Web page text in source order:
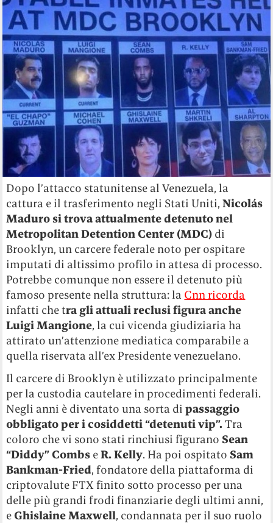
Dopo l’attacco statunitense al Venezuela, la
cattura e il trasferimento negli Stati Uniti,Nicolás
Madurosi trova attualmente detenuto nel
Metropolitan Detention Center (MDC) di
Brooklyn, un carcere federale noto per ospitare
imputati di altissimo profilo in attesa di processo.
Potrebbe comunque non essere il detenuto più
famoso presente nella struttura: la Cnn ricorda
infatti che tra gli attuali reclusi figura anche
Luigi Mangione, la cui vicenda giudiziaria ha
attirato un’attenzione mediatica comparabile a
quella riservata all’ex Presidente venezuelano.
Il carcere di Brooklyn è utilizzato principalmente
per la custodia cautelare in procedimenti federali.
Negli anni è diventato una sorta dipassaggio
obbligato per i cosiddetti “detenuti vip”.Tra
coloro che vi sono stati rinchiusi figurano Sean
“Diddy” Combs eR. Kelly. Ha poi ospitato Sam
Bankman-Fried, fondatore della piattaforma di
criptovalute FTX finito sotto processo per una
delle più grandi frodi finanziarie degli ultimi anni,
eGhislaine Maxwell, condannata per il suo ruolo